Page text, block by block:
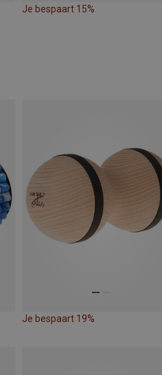
Je bespaart 15%
Je bespaart 19%